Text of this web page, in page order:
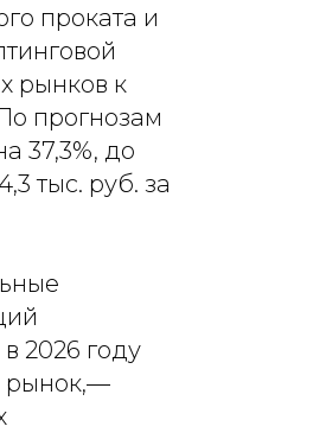
проката и
рынков к
прогнозам
37,3%, до
тыс. руб. за
2026 году
рынок,—